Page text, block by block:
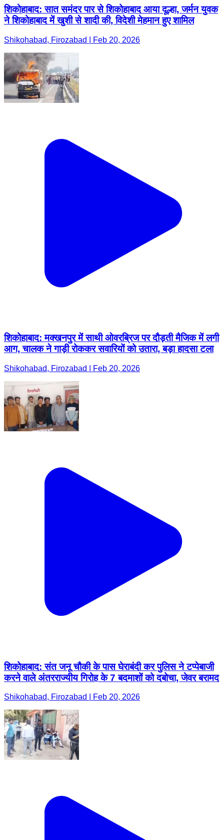
शिकोहाबाद: सात समंदर पार से शिकोहाबाद आया दूल्हा, जर्मन युवक
ने शिकोहाबाद में खुशी से शादी की, विदेशी मेहमान हुए शामिल
Shikohabad, Firozabad | Feb 20, 2026
शिकोहाबाद: मक्खनपुर में साथी ओवरब्रिज पर दौड़ती मैजिक में लगी
आग, चालक ने गाड़ी रोककर सवारियों को उतारा, बड़ा हादसा टला
Shikohabad, Firozabad | Feb 20, 2026
शिकोहाबाद: संत जनू चौकी के पास घेराबंदी कर पुलिस ने टप्पेबाजी
करने वाले अंतरराज्यीय गिरोह के 7 बदमाशों को दबोचा, जेवर बरामद
Shikohabad, Firozabad | Feb 20, 2026